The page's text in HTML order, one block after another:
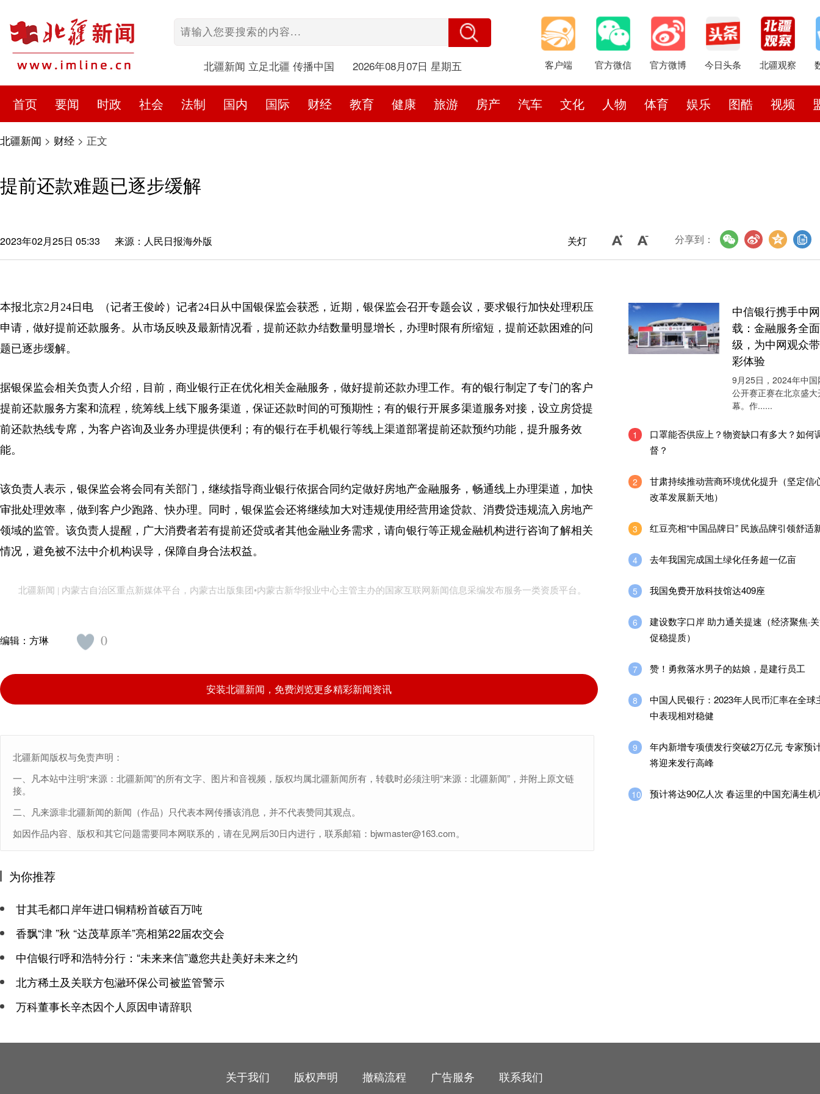
北疆新闻 立足北疆 传播中国 2026年08月07日 星期五 客户端 官方微信 官方微博 今日头条 北疆观察
首页 要闻 时政 社会 法制 国内 国际 财经 教育 健康 旅游 房产 汽车 文化 人物 体育 娱乐 图酷 视频
北疆新闻 > 财经 > 正文
提前还款难题已逐步缓解
2023年02月25日 05:33 来源：人民日报海外版 关灯 分享到：
本报北京2月24日电 （记者王俊岭）记者24日从中国银保监会获悉，近期，银保监会召开专题会议，要求银行加快处理积压
申请，做好提前还款服务。从市场反映及最新情况看，提前还款办结数量明显增长，办理时限有所缩短，提前还款困难的问
题已逐步缓解。
据银保监会相关负责人介绍，目前，商业银行正在优化相关金融服务，做好提前还款办理工作。有的银行制定了专门的客户
提前还款服务方案和流程，统筹线上线下服务渠道，保证还款时间的可预期性；有的银行开展多渠道服务对接，设立房贷提
前还款热线专席，为客户咨询及业务办理提供便利；有的银行在手机银行等线上渠道部署提前还款预约功能，提升服务效
能。
该负责人表示，银保监会将会同有关部门，继续指导商业银行依据合同约定做好房地产金融服务，畅通线上办理渠道，加快
审批处理效率，做到客户少跑路、快办理。同时，银保监会还将继续加大对违规使用经营用途贷款、消费贷违规流入房地产
领域的监管。该负责人提醒，广大消费者若有提前还贷或者其他金融业务需求，请向银行等正规金融机构进行咨询了解相关
情况，避免被不法中介机构误导，保障自身合法权益。
北疆新闻 | 内蒙古自治区重点新媒体平台，内蒙古出版集团•内蒙古新华报业中心主管主办的国家互联网新闻信息采编发布服务一类资质平台。
编辑： 方琳 0
安装北疆新闻，免费浏览更多精彩新闻资讯
北疆新闻版权与免责声明：
一、凡本站中注明“来源：北疆新闻”的所有文字、图片和音视频，版权均属北疆新闻所有，转载时必须注明“来源：北疆新闻”，并附上原文链
接。
二、凡来源非北疆新闻的新闻（作品）只代表本网传播该消息，并不代表赞同其观点。
如因作品内容、版权和其它问题需要同本网联系的，请在见网后30日内进行，联系邮箱：bjwmaster@163.com。
为你推荐
甘其毛都口岸年进口铜精粉首破百万吨
香飘“津 ”秋 “达茂草原羊”亮相第22届农交会
中信银行呼和浩特分行：“未来来信”邀您共赴美好未来之约
北方稀土及关联方包瀜环保公司被监管警示
万科董事长辛杰因个人原因申请辞职
中信银行携手中
载：金融服务全
级，为中网观众
彩体验
9月25日，2024年中国
公开赛正赛在北京盛大
幕。作......
1
口罩能否供应上？物资缺口有多大？如何
督？
2
甘肃持续推动营商环境优化提升（坚定信
改革发展新天地）
3 红豆亮相“中国品牌日” 民族品牌引领舒适
4 去年我国完成国土绿化任务超一亿亩
5 我国免费开放科技馆达409座
6
建设数字口岸 助力通关提速（经济聚焦·
促稳提质）
7 赞！勇救落水男子的姑娘，是建行员工
8
中国人民银行：2023年人民币汇率在全球
中表现相对稳健
9
年内新增专项债发行突破2万亿元 专家预
将迎来发行高峰
10 预计将达90亿人次 春运里的中国充满生
关于我们 版权声明 撤稿流程 广告服务 联系我们